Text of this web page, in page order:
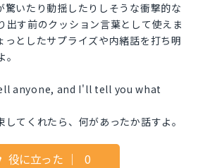
驚いたり動揺したりしそうな衝撃的な
出す前のクッション言葉として使えま
っとしたサプライズや内緒話を打ち明
anyone, and I'll tell you what
てくれたら、何があったか話すよ。
役に立った ｜ 0